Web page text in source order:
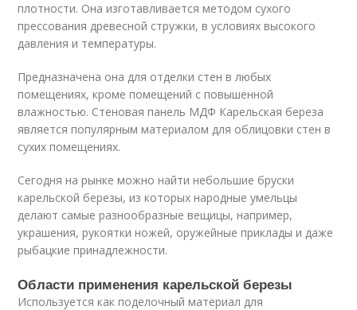
плотности. Она изготавливается методом сухого
прессования древесной стружки, в условиях высокого
давления и температуры.
Предназначена она для отделки стен в любых
помещениях, кроме помещений с повышенной
влажностью. Стеновая панель МДФ Карельская береза
является популярным материалом для облицовки стен в
сухих помещениях.
Сегодня на рынке можно найти небольшие бруски
карельской березы, из которых народные умельцы
делают самые разнообразные вещицы, например,
украшения, рукоятки ножей, оружейные приклады и даже
рыбацкие принадлежности.
Области применения карельской березы
Используется как поделочный материал для